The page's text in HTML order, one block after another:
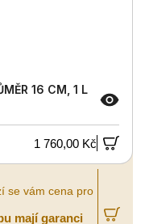
16 CM, 1 L
1 760,00 Kč
se vám cena pro
mají garanci